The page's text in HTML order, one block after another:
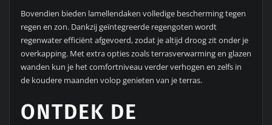
Bovendien bieden lamellendaken volledige bescherming tegen
regen en zon. Dankzij geïntegreerde regengoten wordt
regenwater efficiënt afgevoerd, zodat je altijd droog zit onder je
overkapping. Met extra opties zoals terrasverwarming en glazen
wanden kun je het comfortniveau verder verhogen en zelfs in
de koudere maanden volop genieten van je terras.
ONTDEK DE